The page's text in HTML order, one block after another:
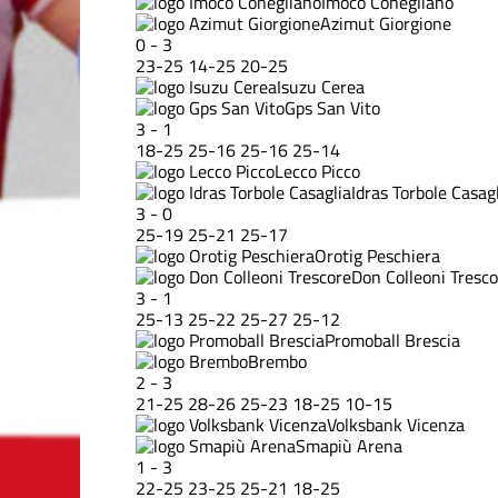
Azimut Giorgione
0 - 3
23-25 14-25 20-25
Isuzu Cerea
Gps San Vito
3 - 1
18-25 25-16 25-16 25-14
Lecco Picco
Idras Torbole
3 - 0
25-19 25-21 25-17
Orotig Peschiera
Don Colleoni
3 - 1
25-13 25-22 25-27 25-12
Promoball Brescia
Brembo
2 - 3
21-25 28-26 25-23 18-25 10-15
Volksbank Vicenza
Smapiù Arena
1 - 3
22-25 23-25 25-21 18-25